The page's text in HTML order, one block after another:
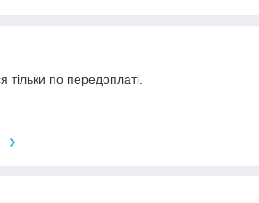
тільки по передоплаті.